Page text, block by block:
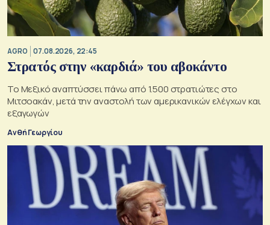
AGRO 07.08.2026, 22:45
Στρατός στην «καρδιά» του αβοκάντο
Το Μεξικό αναπτύσσει πάνω από 1.500 στρατιώτες στο
Μιτσοακάν, μετά την αναστολή των αμερικανικών ελέγχων και
εξαγωγών
Ανθή Γεωργίου